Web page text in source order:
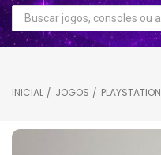
INICIAL / JOGOS / PLAYSTATION